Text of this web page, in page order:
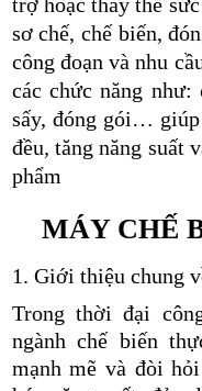
sơ chế, chế biến,
công đoạn và nhu
các chức năng như:
sấy, đóng gói… giúp
đều, tăng năng suất
phẩm
MÁY CHẾ
1. Giới thiệu chung
Trong thời đại
ngành chế biến
mạnh mẽ và đòi